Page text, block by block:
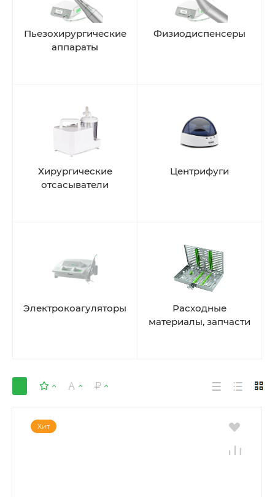
Пьезохирургические
аппараты
Физиодиспенсеры
Хирургические
отсасыватели
Центрифуги
Электрокоагуляторы
Расходные
материалы, запчасти
Хит